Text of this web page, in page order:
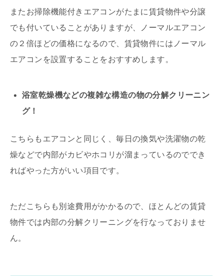
またお掃除機能付きエアコンがたまに賃貸物件や分譲
でも付いていることがありますが、ノーマルエアコン
の２倍ほどの価格になるので、賃貸物件にはノーマル
エアコンを設置することをおすすめします。
浴室乾燥機などの複雑な構造の物の分解クリーニン
グ！
こちらもエアコンと同じく、毎日の換気や洗濯物の乾
燥などで内部がカビやホコリが溜まっているのででき
ればやった方がいい項目です。
ただこちらも別途費用がかかるので、ほとんどの賃貸
物件では内部の分解クリーニングを行なっておりませ
ん。